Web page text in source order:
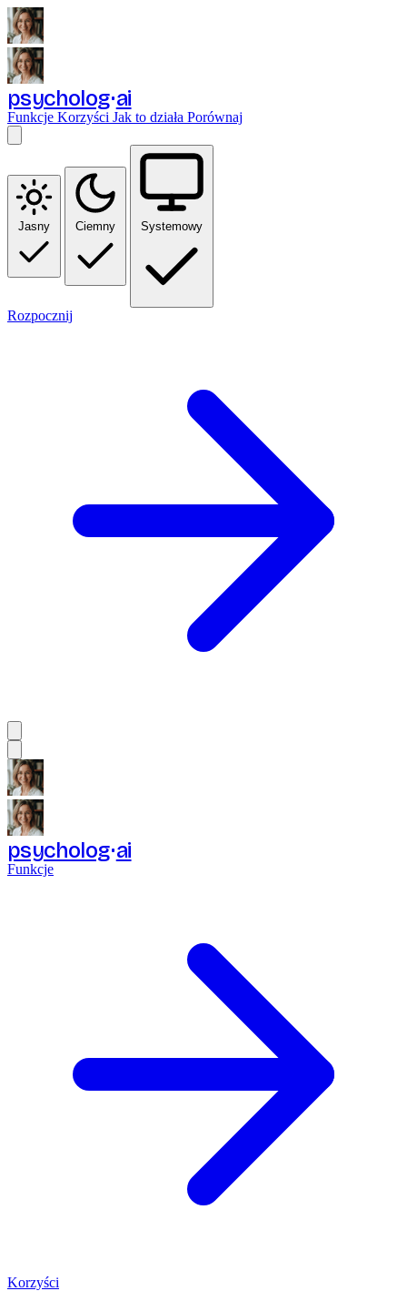
psycholog ai
Funkcje Korzyści Jak to działa Porównaj
Jasny Ciemny Systemowy
Rozpocznij
psycholog ai
Funkcje
Korzyści